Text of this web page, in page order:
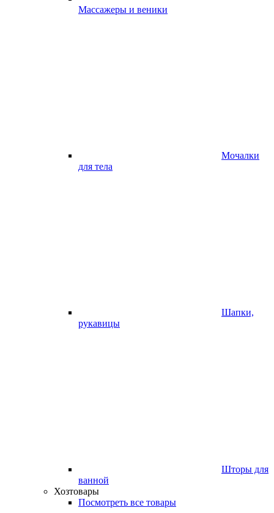
Массажеры и веники
Мочалки
для тела
Шапки,
рукавицы
Шторы для
ванной
Хозтовары
Посмотреть все товары